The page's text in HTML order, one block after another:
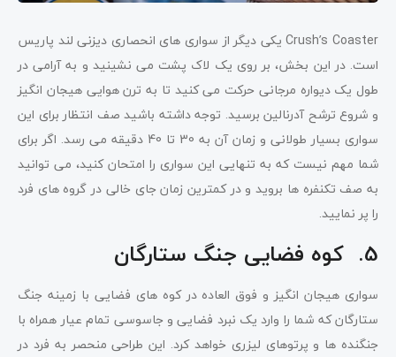
Crush’s Coaster یکی دیگر از سواری های انحصاری دیزنی لند پاریس
است. در این بخش، بر روی یک لاک پشت می نشینید و به آرامی در
طول یک دیواره مرجانی حرکت می کنید تا به ترن هوایی هیجان انگیز
و شروع ترشح آدرنالین برسید. توجه داشته باشید صف انتظار برای این
سواری بسیار طولانی و زمان آن به 30 تا 40 دقیقه می رسد. اگر برای
شما مهم نیست که به تنهایی این سواری را امتحان کنید، می توانید
به صف تکنفره ها بروید و در کمترین زمان جای خالی در گروه های فرد
را پر نمایید.
5. کوه فضایی جنگ ستارگان
سواری هیجان انگیز و فوق العاده در کوه های فضایی با زمینه جنگ
ستارگان که شما را وارد یک نبرد فضایی و جاسوسی تمام عیار همراه با
جنگنده ها و پرتوهای لیزری خواهد کرد. این طراحی منحصر به فرد در